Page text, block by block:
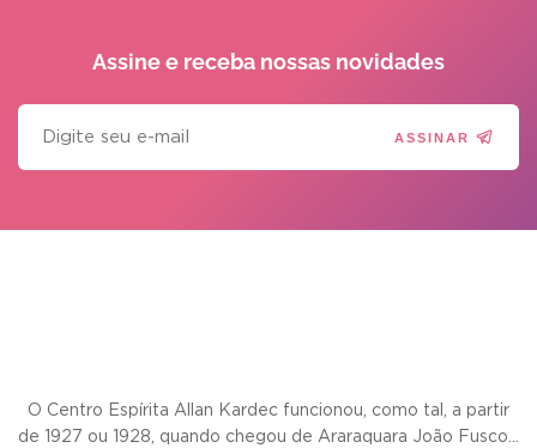
Assine e receba nossas novidades
ASSINAR
O Centro Espírita Allan Kardec funcionou, como tal, a partir
de 1927 ou 1928, quando chegou de Araraquara João Fusco...